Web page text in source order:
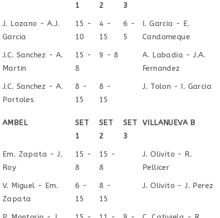
1
2
3
J. Lozano - A.J.
Garcia
15 -
10
4 -
15
6 -
5
I. Garcia - E.
Candomeque
J.C. Sanchez - A.
Martin
15 -
8
9 - 8
A. Labadia - J.A.
Fernandez
J.C. Sanchez - A.
Portoles
8 -
15
8 -
15
J. Tolon - I. Garcia
AMBEL
SET
1
SET
2
SET
3
VILLANUEVA B
Em. Zapata - J.
Roy
15 -
8
15 -
8
J. Olivito - R.
Pellicer
V. Miguel - Em.
Zapata
6 -
15
8 -
15
J. Olivito - J. Perez